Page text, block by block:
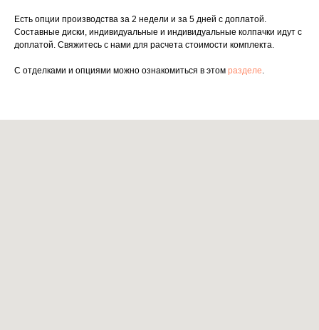
Есть опции производства за 2 недели и за 5 дней с доплатой.
Составные диски, индивидуальные и индивидуальные колпачки идут с
доплатой. Свяжитесь с нами для расчета стоимости комплекта.
С отделками и опциями можно ознакомиться в этом разделе.